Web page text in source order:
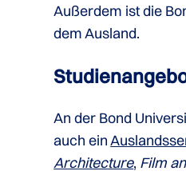
Außerdem ist die
dem Ausland.
An der Bond
auch ein
Architecture, Film